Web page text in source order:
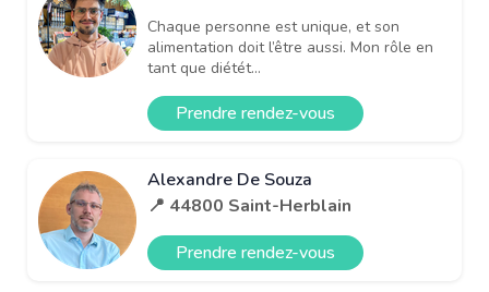
Chaque personne est unique, et son
alimentation doit l’être aussi. Mon rôle en
tant que diétét...
Prendre rendez-vous
Alexandre De Souza
📍 44800 Saint-Herblain
Prendre rendez-vous